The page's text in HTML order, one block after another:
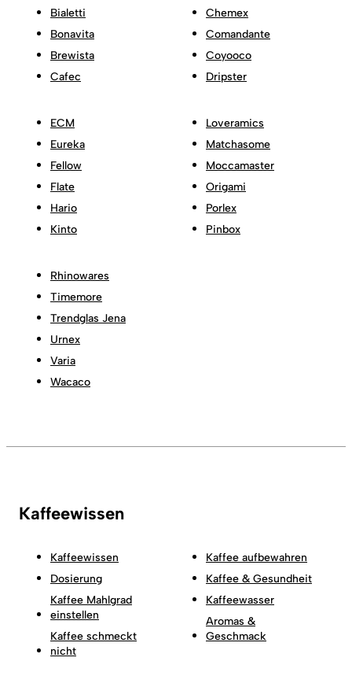
Bialetti
Bonavita
Brewista
Cafec
Chemex
Comandante
Coyooco
Dripster
ECM
Eureka
Fellow
Flate
Hario
Kinto
Loveramics
Matchasome
Moccamaster
Origami
Porlex
Pinbox
Rhinowares
Timemore
Trendglas Jena
Urnex
Varia
Wacaco
Kaffeewissen
Kaffeewissen
Dosierung
Kaffee Mahlgrad
einstellen
Kaffee schmeckt
nicht
Kaffee aufbewahren
Kaffee & Gesundheit
Kaffeewasser
Aromas &
Geschmack